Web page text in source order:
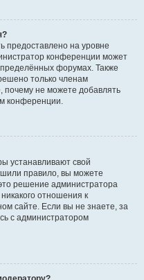
предоставлено на уровне
конференции может
форумах. Также
только членам
почему не можете добавлять
конференции.
устанавливают свой
правило, вы можете
решение администратора
отношения к
сайте. Если вы не знаете, за
с администратором